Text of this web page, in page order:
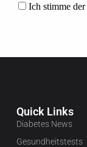
Ich stimme der
Quick Links
Diabetes News
Gesundheitstests